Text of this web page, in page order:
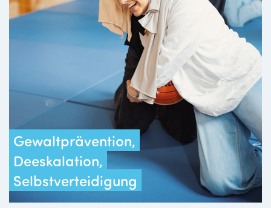
Gewaltprävention,
Deeskalation,
Selbstverteidigung